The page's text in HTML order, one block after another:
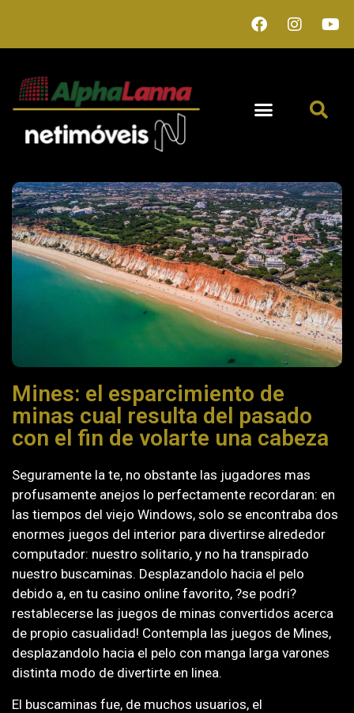
Mines: el esparcimiento de
minas cual resulta del pasado
con el fin de volarte una cabeza
Seguramente la te, no obstante las jugadores mas
profusamente anejos lo perfectamente recordaran: en
las tiempos del viejo Windows, solo se encontraba dos
enormes juegos del interior para divertirse alrededor
computador: nuestro solitario, y no ha transpirado
nuestro buscaminas. Desplazandolo hacia el pelo
debido a, en tu casino online favorito, ?se podri?
restablecerse las juegos de minas convertidos acerca
de propio casualidad! Contempla las juegos de Mines,
desplazandolo hacia el pelo con manga larga varones
distinta modo de divertirte en linea.
El buscaminas fue, de muchos usuarios, el